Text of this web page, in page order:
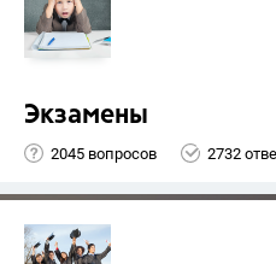
Экзамены
2045 вопросов 2732